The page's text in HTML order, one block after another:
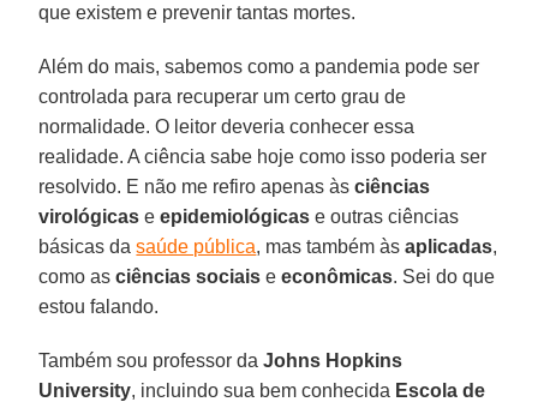
que existem e prevenir tantas mortes.
Além do mais, sabemos como a pandemia pode ser
controlada para recuperar um certo grau de
normalidade. O leitor deveria conhecer essa
realidade. A ciência sabe hoje como isso poderia ser
resolvido. E não me refiro apenas àsciências
virológicas eepidemiológicas e outras ciências
básicas dasaúde pública, mas também àsaplicadas,
como asciências sociais eeconômicas. Sei do que
estou falando.
Também sou professor daJohns Hopkins
University, incluindo sua bem conhecida Escola de